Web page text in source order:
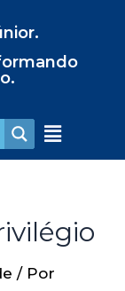
/ Por